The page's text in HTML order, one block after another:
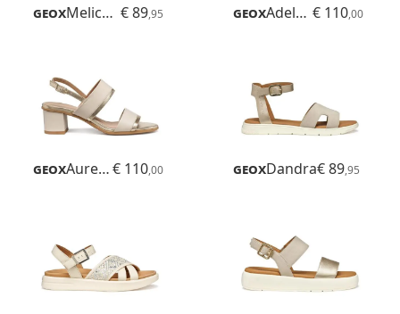
Geox Meliconia € 89,95 Geox Adelash € 110,00
Geox Aurely 50€ 110,00 GeoxDandra€ 89,95